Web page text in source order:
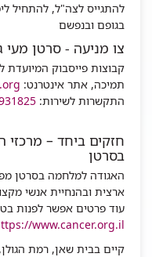
להתגייס לצה"ל, להתחיל
בגופם ובנפשם
צו מניעה - סרטן מעי
קבוצות פייסבוק המיועדת
תמיכה, אתר אינטרנט:
התקשרות לשירות:
חזקים ביחד –
בסרטן
האגודה למלחמה בסרטן
ארצית ובהנחיית אנשי
עוד פרטים אפשר לפנות
www.cancer.org.il
קיים בבית שאן, רמת